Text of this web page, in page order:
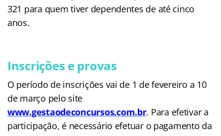
321 para quem tiver dependentes de até cinco
anos.
Inscrições e provas
O período de inscrições vai de 1 de fevereiro a 10
de março pelo site
www.gestaodeconcursos.com.br. Para efetivar a
participação, é necessário efetuar o pagamento da